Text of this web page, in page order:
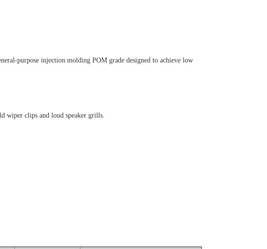
purpose injection molding POM grade designed to achieve low
wiper clips and loud speaker grills.